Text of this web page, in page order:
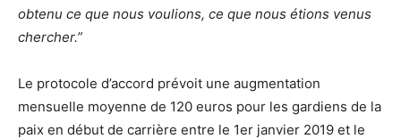
obtenu ce que nous voulions, ce que nous étions venus
chercher.”
Le protocole d’accord prévoit une augmentation
mensuelle moyenne de 120 euros pour les gardiens de la
paix en début de carrière entre le 1er janvier 2019 et le